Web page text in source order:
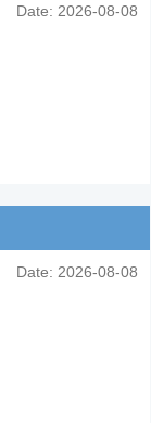
Date: 2026-08-08
Date: 2026-08-08